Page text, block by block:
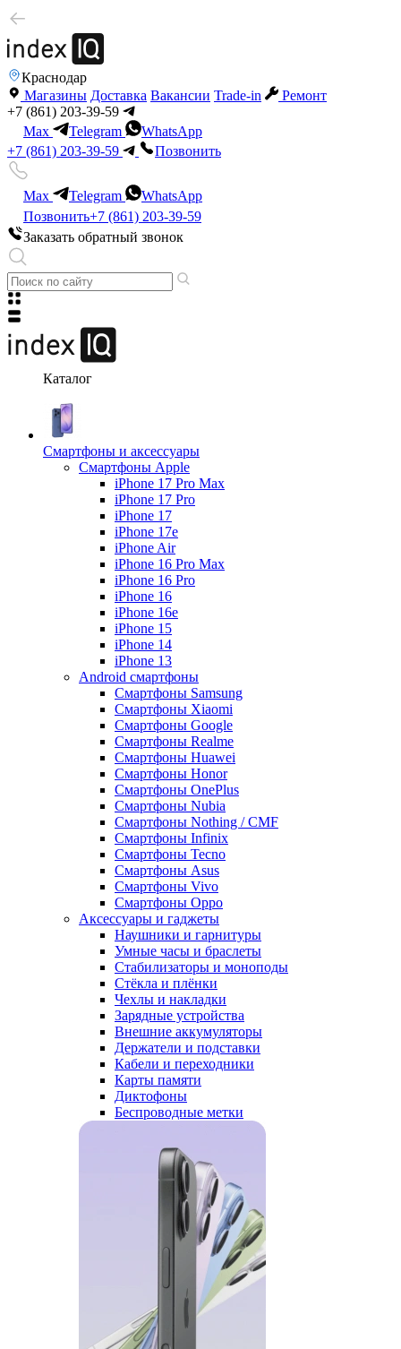
Краснодар
Магазины Доставка Вакансии Trade-in
Ремонт
+7 (861) 203-39-59
Max
Telegram
WhatsApp
+7 (861) 203-39-59
Позвонить
Max Telegram
WhatsApp
Позвонить+7 (861) 203-39-59
Заказать обратный звонок
Каталог
Смартфоны и аксессуары
Смартфоны Apple
iPhone 17 Pro Max
iPhone 17 Pro
iPhone 17
iPhone 17e
iPhone Air
iPhone 16 Pro Max
iPhone 16 Pro
iPhone 16
iPhone 16e
iPhone 15
iPhone 14
iPhone 13
Android cмартфоны
Смартфоны Samsung
Смартфоны Xiaomi
Смартфоны Google
Смартфоны Realme
Смартфоны Huawei
Смартфоны Honor
Смартфоны OnePlus
Смартфоны Nubia
Смартфоны Nothing / CMF
Смартфоны Infinix
Смартфоны Tecno
Смартфоны Asus
Смартфоны Vivo
Смартфоны Oppo
Аксессуары и гаджеты
Наушники и гарнитуры
Умные часы и браслеты
Стабилизаторы и моноподы
Стёкла и плёнки
Чехлы и накладки
Зарядные устройства
Внешние аккумуляторы
Держатели и подставки
Кабели и переходники
Карты памяти
Диктофоны
Беспроводные метки